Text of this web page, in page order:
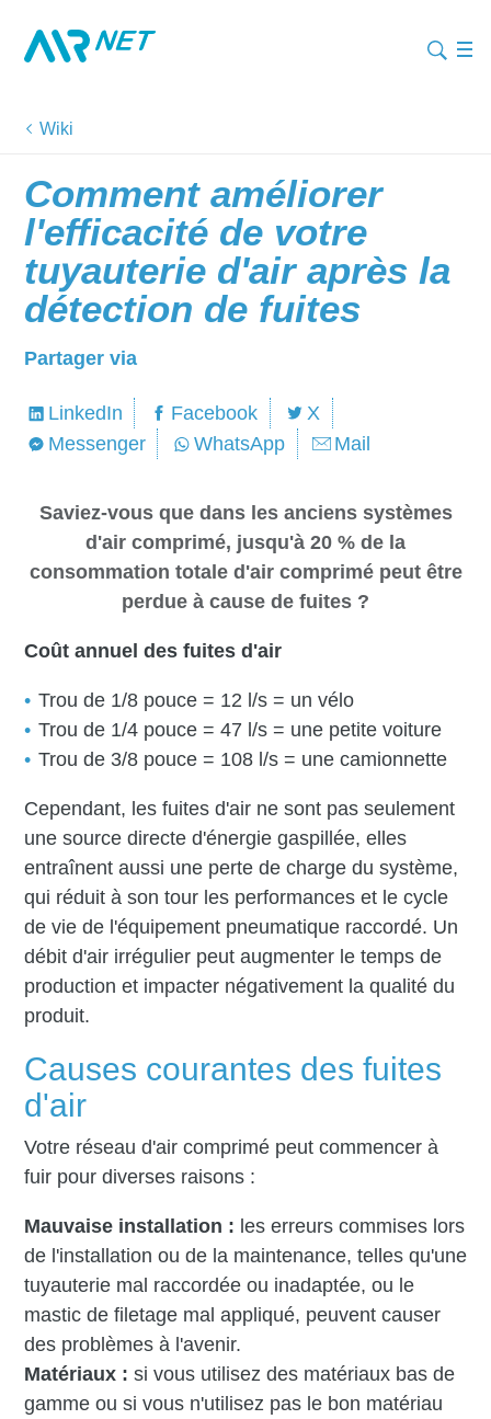
Wiki
Comment améliorer
l'efficacité de votre
tuyauterie d'air après la
détection de fuites
Partager via
LinkedIn Facebook
X
Messenger
WhatsApp Mail
Saviez-vous que dans les anciens systèmes
d'air comprimé, jusqu'à 20 % de la
consommation totale d'air comprimé peut être
perdue à cause de fuites ?
Coût annuel des fuites d'air
Trou de 1/8 pouce = 12 l/s = un vélo
Trou de 1/4 pouce = 47 l/s = une petite voiture
Trou de 3/8 pouce = 108 l/s = une camionnette
Cependant, les fuites d'air ne sont pas seulement
une source directe d'énergie gaspillée, elles
entraînent aussi une perte de charge du système,
qui réduit à son tour les performances et le cycle
de vie de l'équipement pneumatique raccordé. Un
débit d'air irrégulier peut augmenter le temps de
production et impacter négativement la qualité du
produit.
Causes courantes des fuites
d'air
Votre réseau d'air comprimé peut commencer à
fuir pour diverses raisons :
Mauvaise installation : les erreurs commises lors
de l'installation ou de la maintenance, telles qu'une
tuyauterie mal raccordée ou inadaptée, ou le
mastic de filetage mal appliqué, peuvent causer
des problèmes à l'avenir.
Matériaux : si vous utilisez des matériaux bas de
gamme ou si vous n'utilisez pas le bon matériau